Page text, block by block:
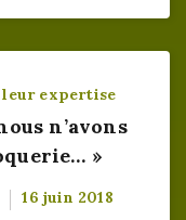
expertise
n’avons
»
16 juin 2018